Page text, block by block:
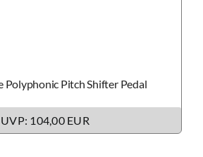
Polyphonic Pitch Shifter Pedal
UVP: 104,00 EUR